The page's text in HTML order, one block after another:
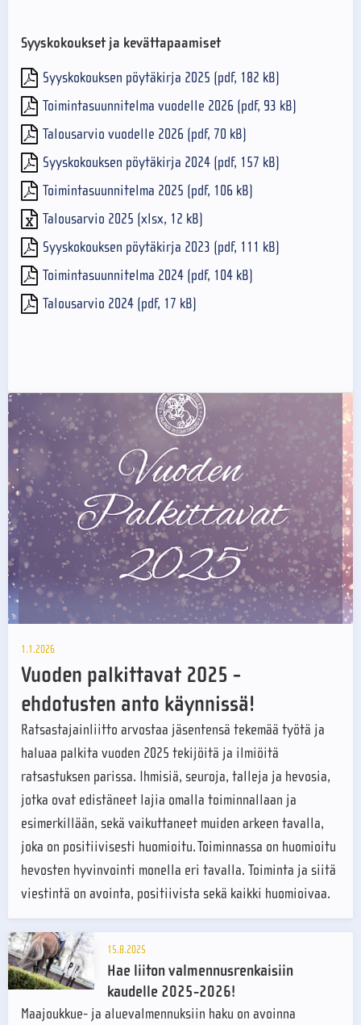
Syyskokoukset ja kevättapaamiset
Syyskokouksen pöytäkirja 2025 (pdf, 182 kB)
Toimintasuunnitelma vuodelle 2026 (pdf, 93 kB)
Talousarvio vuodelle 2026 (pdf, 70 kB)
Syyskokouksen pöytäkirja 2024 (pdf, 157 kB)
Toimintasuunnitelma 2025 (pdf, 106 kB)
Talousarvio 2025 (xlsx, 12 kB)
Syyskokouksen pöytäkirja 2023 (pdf, 111 kB)
Toimintasuunnitelma 2024 (pdf, 104 kB)
Talousarvio 2024 (pdf, 17 kB)
1.1.2026
Vuoden palkittavat 2025 -
ehdotusten anto käynnissä!
Ratsastajainliitto arvostaa jäsentensä tekemää työtä ja
haluaa palkita vuoden 2025 tekijöitä ja ilmiöitä
ratsastuksen parissa. Ihmisiä, seuroja, talleja ja hevosia,
jotka ovat edistäneet lajia omalla toiminnallaan ja
esimerkillään, sekä vaikuttaneet muiden arkeen tavalla,
joka on positiivisesti huomioitu. Toiminnassa on huomioitu
hevosten hyvinvointi monella eri tavalla. Toiminta ja siitä
viestintä on avointa, positiivista sekä kaikki huomioivaa.
15.8.2025
Hae liiton valmennusrenkaisiin
kaudelle 2025-2026!
Maajoukkue- ja aluevalmennuksiin haku on avoinna